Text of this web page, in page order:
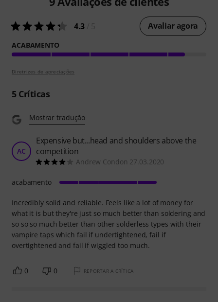
4.3 Avaliar agora
ACABAMENTO
Diretrizes de apreciações
5Críticas
Mostrar tradução
AC
Expensive but...head and shoulders above the
competition
Andrew Condon 27.03.2020
Incredibly solid and reliable. Feels like a lot of money for
what it is but they're just so much better than soldering and
so so so much better than other solderless types with their
vampire taps which fail if undertightened, fail if
overtightened and fail if wiggled too much.
acabamento
0 0 REPORTAR A CRÍTICA